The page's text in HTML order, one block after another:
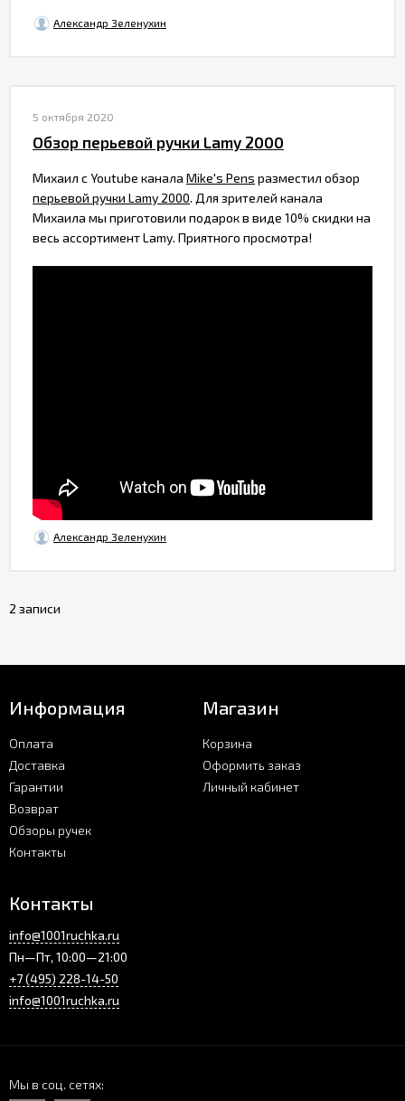
Александр Зеленухин
5 октября 2020
Обзор перьевой ручки Lamy 2000
Михаил с Youtube канала Mike's Pens разместил обзор
перьевой ручки Lamy 2000. Для зрителей канала
Михаила мы приготовили подарок в виде 10% скидки на
весь ассортимент Lamy. Приятного просмотра!
Александр Зеленухин
2 записи
Информация
Оплата
Доставка
Гарантии
Возврат
Обзоры ручек
Контакты
Магазин
Корзина
Оформить заказ
Личный кабинет
Контакты
info@1001ruchka.ru
Пн—Пт, 10:00—21:00
+7 (495) 228-14-50
info@1001ruchka.ru
Мы в соц. сетях